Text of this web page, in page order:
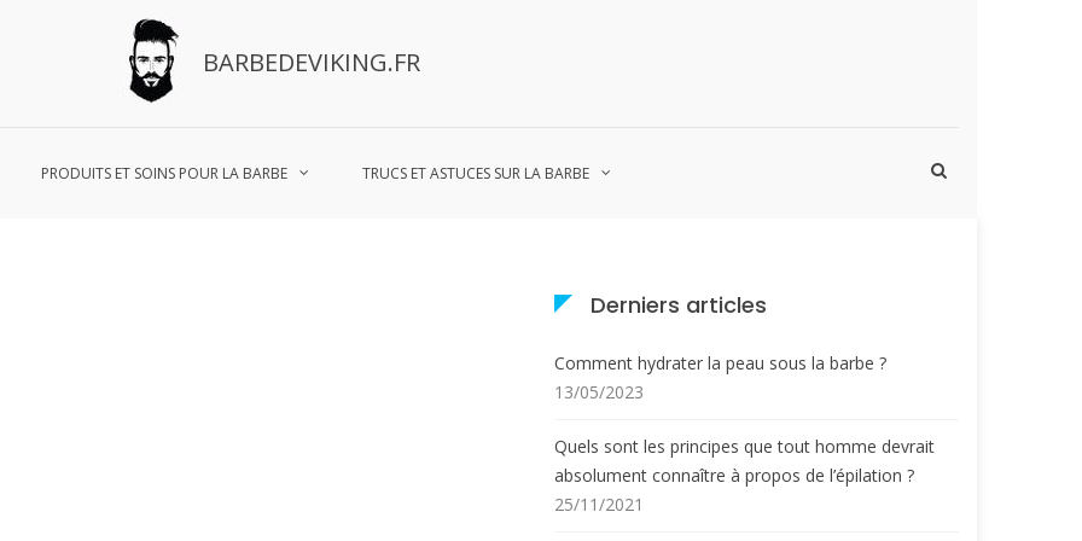
BARBEDEVIKING.FR
PRODUITS ET SOINS POUR LA BARBE TRUCS ET ASTUCES SUR LA BARBE
Afficher
Derniers articles
Comment hydrater la peau sous la barbe ?
13/05/2023
Quels sont les principes que tout homme devrait
absolument connaître à propos de l’épilation ?
25/11/2021